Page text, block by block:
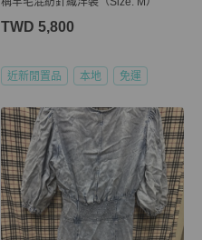
TWD 5,800
近新閒置品 本地 免運